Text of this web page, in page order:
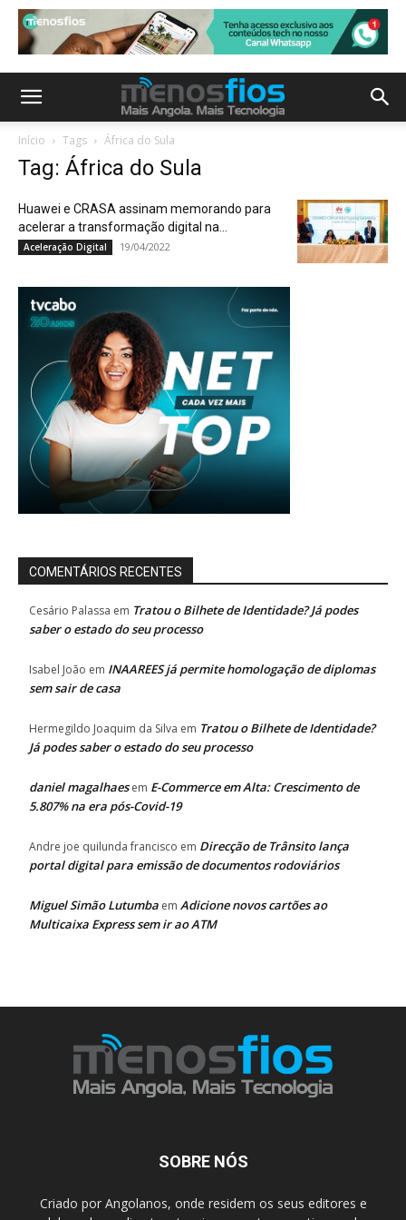
Início Tags África do Sula
Tag: África do Sula
Huawei e CRASA assinam memorando para
acelerar a transformação digital na...
Aceleração Digital 19/04/2022
COMENTÁRIOS RECENTES
Cesário Palassa em Tratou o Bilhete de Identidade? Já podes
saber o estado do seu processo
Isabel João em INAAREES já permite homologação de diplomas
sem sair de casa
Hermegildo Joaquim da Silva em Tratou o Bilhete de Identidade?
Já podes saber o estado do seu processo
daniel magalhaesem E-Commerce em Alta: Crescimento de
5.807% na era pós-Covid-19
Andre joe quilunda francisco em Direcção de Trânsito lança
portal digital para emissão de documentos rodoviários
Miguel Simão Lutumba em Adicione novos cartões ao
Multicaixa Express sem ir ao ATM
SOBRE NÓS
Criado por Angolanos, onde residem os seus editores e